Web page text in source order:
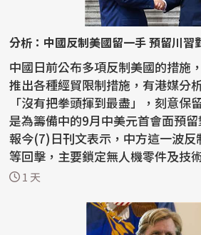
分析：中國反制美國留一手 預留川習
中國日前公布多項反制美國的措施
推出各種經貿限制措施，有港媒分
「沒有把拳頭揮到最盡」，刻意保
是為籌備中的9月中美元首會面預留對話
報今(7)日刊文表示，中方這一波反
等回擊，主要鎖定無人機零件及技術
稀土...
1 天